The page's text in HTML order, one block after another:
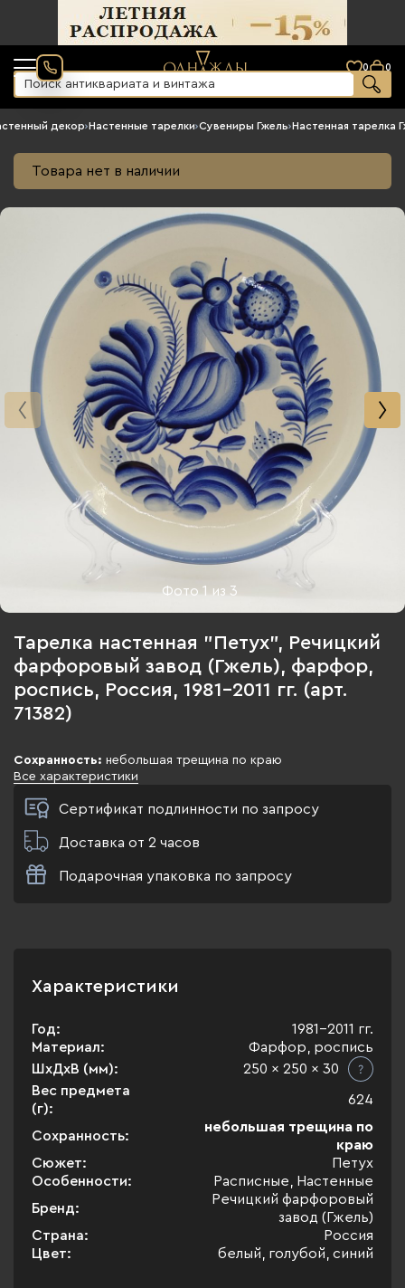
0 0
декор›Настенные тарелки›Сувениры Гжель›Настенная тарелка
Товара нет в наличии
Фото1 из 3
Тарелка настенная "Петух", Речицкий
фарфоровый завод (Гжель), фарфор,
роспись, Россия, 1981-2011 гг. (арт.
71382)
Сохранность: небольшая трещина по краю
Все характеристики
Сертификат подлинности по запросу
Доставка от 2 часов
Подарочная упаковка по запросу
Характеристики
Год:
1981-2011 гг.
Материал:
Фарфор, роспись
ШхДхВ (мм):
250 x 250 x 30
Вес предмета
(г):
624
Сохранность:
небольшая трещина по
краю
Сюжет:
Петух
Особенности:
Расписные, Настенные
Бренд:
Речицкий фарфоровый
завод (Гжель)
Страна:
Россия
Цвет:
белый, голубой, синий